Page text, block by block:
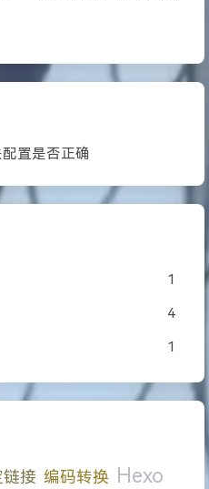
置是否正确
1
4
1
链接 编码转换 Hexo